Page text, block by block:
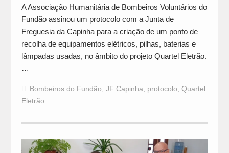
A Associação Humanitária de Bombeiros Voluntários do
Fundão assinou um protocolo com a Junta de
Freguesia da Capinha para a criação de um ponto de
recolha de equipamentos elétricos, pilhas, baterias e
lâmpadas usadas, no âmbito do projeto Quartel Eletrão.
…
Bombeiros do Fundão JF Capinha protocolo Quartel
Eletrão